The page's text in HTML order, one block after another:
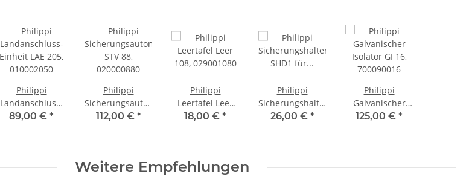
Philippi
Landanschluss-
Einheit LAE 205,
89,00 € *
Philippi
Sicherungsautomat
STV 88,
112,00 € *
Philippi
Leertafel Leer
108, 029001080
18,00 € *
Philippi
Sicherungshalter
SHD1 für
26,00 € *
Philippi
Galvanischer
Isolator GI 16,
125,00 € *
Weitere Empfehlungen